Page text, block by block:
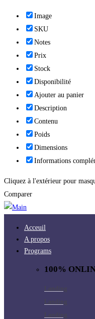
Image
SKU
Notes
Prix
Stock
Disponibilité
Ajouter au panier
Description
Contenu
Poids
Dimensions
Informations
Cliquez à l'extérieur pour
Comparer
Acceuil
A propos
Programs
100%
Landing
Landing
Landing